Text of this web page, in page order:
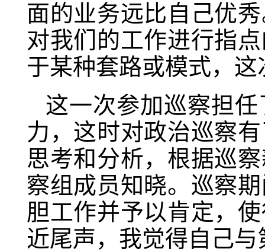
面的业务远比自己优
对我们的工作进行指
于某种套路或模式，
这一次参加巡察担
力，这时对政治巡察
思考和分析，根据巡
察组成员知晓。巡察
胆工作并予以肯定，
近尾声，我觉得自己